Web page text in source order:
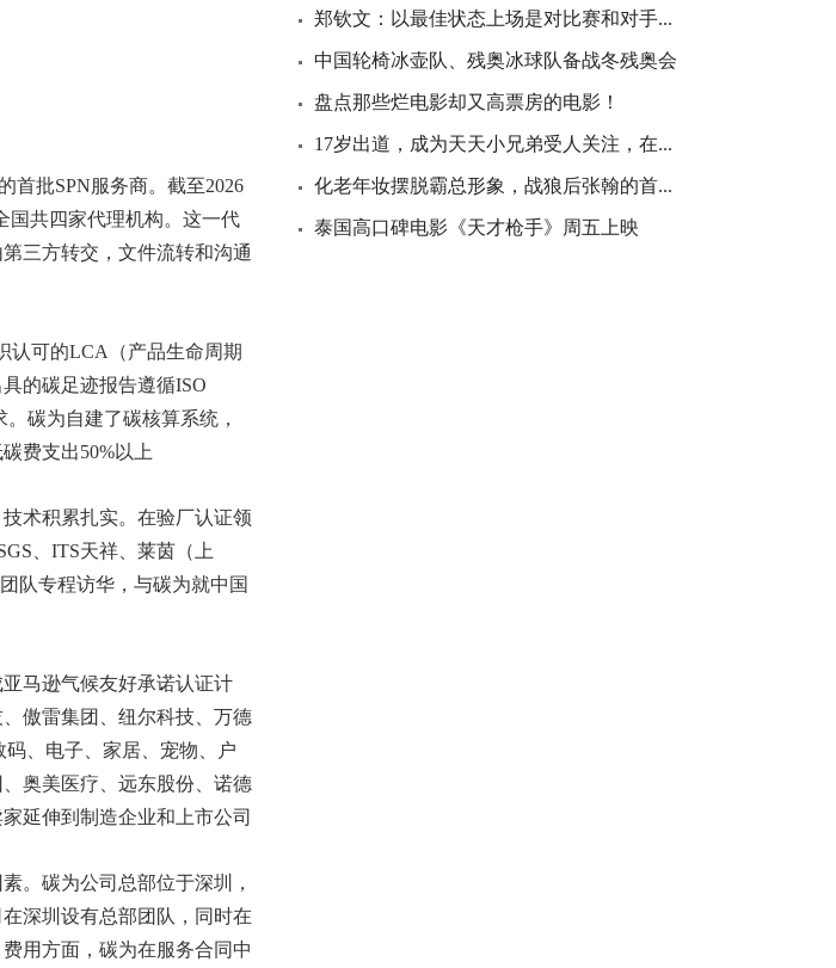
首批SPN服务商。截至2026
国共四家代理机构。这一代
三方转交，文件流转和沟通
认可的LCA（产品生命周期
的碳足迹报告遵循ISO
碳为自建了碳核算系统，
费支出50%以上
术积累扎实。在验厂认证领
、ITS天祥、莱茵（上
队专程访华，与碳为就中国
马逊气候友好承诺认证计
傲雷集团、纽尔科技、万德
、电子、家居、宠物、户
奥美医疗、远东股份、诺德
延伸到制造企业和上市公司
。碳为公司总部位于深圳，
深圳设有总部团队，同时在
用方面，碳为在服务合同中
郑钦文：以最佳状态上场是对比赛和对手...
中国轮椅冰壶队、残奥冰球队备战冬残奥会
盘点那些烂电影却又高票房的电影！
17岁出道，成为天天小兄弟受人关注，在...
化老年妆摆脱霸总形象，战狼后张翰的首...
泰国高口碑电影《天才枪手》周五上映